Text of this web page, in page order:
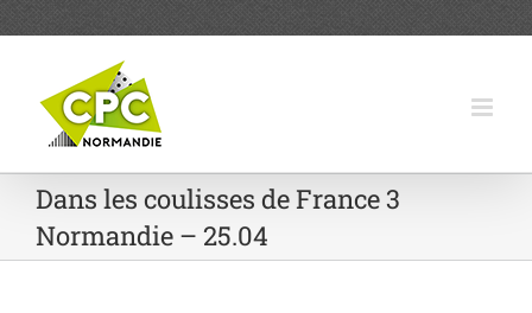
Dans les coulisses de France 3
Normandie – 25.04